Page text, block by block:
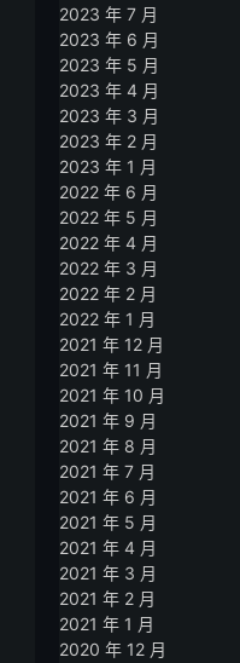
2023 年 7 月
2023 年 6 月
2023 年 5 月
2023 年 4 月
2023 年 3 月
2023 年 2 月
2023 年 1 月
2022 年 6 月
2022 年 5 月
2022 年 4 月
2022 年 3 月
2022 年 2 月
2022 年 1 月
2021 年 12 月
2021 年 11 月
2021 年 10 月
2021 年 9 月
2021 年 8 月
2021 年 7 月
2021 年 6 月
2021 年 5 月
2021 年 4 月
2021 年 3 月
2021 年 2 月
2021 年 1 月
2020 年 12 月